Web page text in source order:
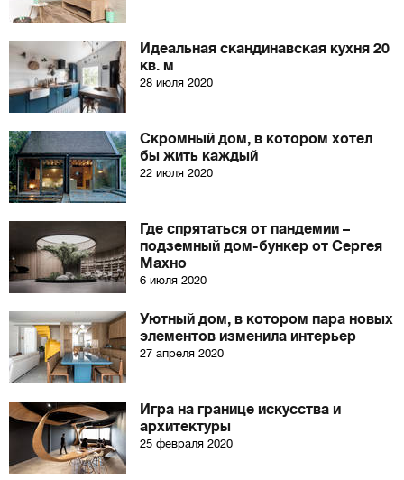
Идеальная скандинавская кухня 20
кв. м
28 июля 2020
Скромный дом, в котором хотел
бы жить каждый
22 июля 2020
Где спрятаться от пандемии –
подземный дом-бункер от Сергея
Махно
6 июля 2020
Уютный дом, в котором пара новых
элементов изменила интерьер
27 апреля 2020
Игра на границе искусства и
архитектуры
25 февраля 2020